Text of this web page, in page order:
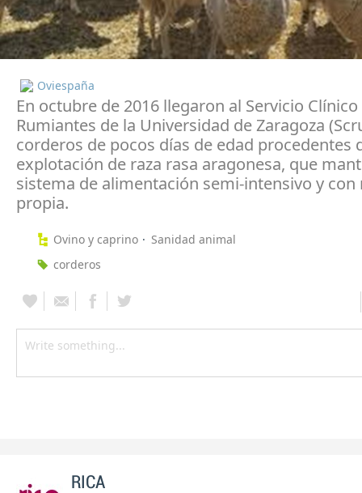
Oviespaña
En octubre de 2016 llegaron al Servicio Clínico
Rumiantes de la Universidad de Zaragoza
corderos de pocos días de edad procedentes
explotación de raza rasa aragonesa, que
sistema de alimentación semi-intensivo y con
propia.
Ovino y caprino
Sanidad animal
corderos
RICA